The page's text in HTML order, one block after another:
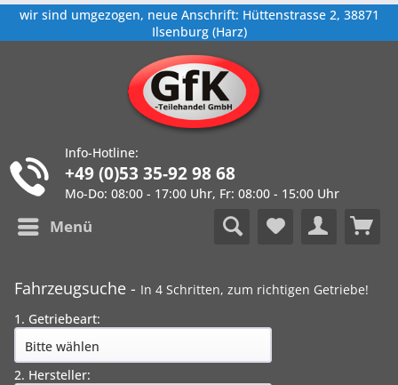
wir sind umgezogen, neue Anschrift: Hüttenstrasse 2, 38871
Ilsenburg (Harz)
Info-Hotline:
+49 (0)53 35-92 98 68
Mo-Do: 08:00 - 17:00 Uhr, Fr: 08:00 - 15:00 Uhr
Menü
Fahrzeugsuche - In 4 Schritten, zum richtigen Getriebe!
1. Getriebeart:
2. Hersteller: